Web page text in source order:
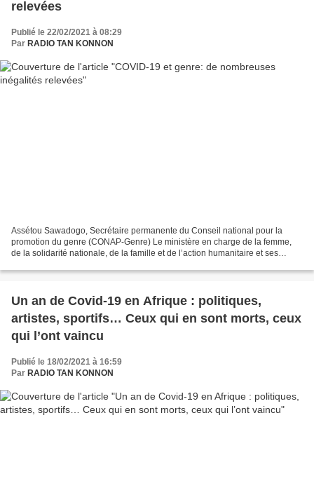
relevées
Publié le 22/02/2021 à 08:29
Par RADIO TAN KONNON
Assétou Sawadogo, Secrétaire permanente du Conseil national pour la
promotion du genre (CONAP-Genre) Le ministère en charge de la femme,
de la solidarité nationale, de la famille et de l’action humanitaire et ses
Un an de Covid-19 en Afrique : politiques,
artistes, sportifs… Ceux qui en sont morts, ceux
qui l’ont vaincu
Publié le 18/02/2021 à 16:59
Par RADIO TAN KONNON